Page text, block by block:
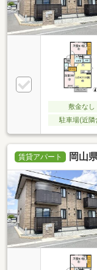
敷金なし
駐車場(近隣
賃貸アパート 岡山